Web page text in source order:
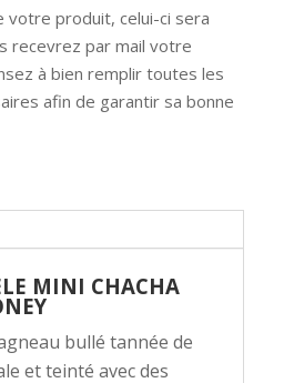
votre produit, celui-ci sera
recevrez par mail votre
à bien remplir toutes les
afin de garantir sa bonne
MINI CHACHA
bullé tannée de
et teinté avec des